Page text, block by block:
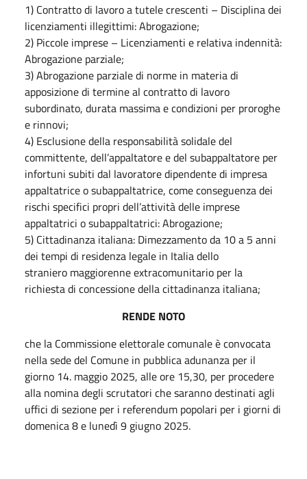
1) Contratto di lavoro a tutele crescenti – Disciplina dei
licenziamenti illegittimi: Abrogazione;
2) Piccole imprese – Licenziamenti e relativa indennità:
Abrogazione parziale;
3) Abrogazione parziale di norme in materia di
apposizione di termine al contratto di lavoro
subordinato, durata massima e condizioni per proroghe
e rinnovi;
4) Esclusione della responsabilità solidale del
committente, dell’appaltatore e del subappaltatore per
infortuni subiti dal lavoratore dipendente di impresa
appaltatrice o subappaltatrice, come conseguenza dei
rischi specifici propri dell’attività delle imprese
appaltatrici o subappaltatrici: Abrogazione;
5) Cittadinanza italiana: Dimezzamento da 10 a 5 anni
dei tempi di residenza legale in Italia dello
straniero maggiorenne extracomunitario per la
richiesta di concessione della cittadinanza italiana;
RENDE NOTO
che la Commissione elettorale comunale è convocata
nella sede del Comune in pubblica adunanza per il
giorno 14. maggio 2025, alle ore 15,30, per procedere
alla nomina degli scrutatori che saranno destinati agli
uffici di sezione per i referendum popolari per i giorni di
domenica 8 e lunedì 9 giugno 2025.